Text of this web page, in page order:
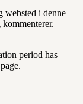
websted i denne
period has